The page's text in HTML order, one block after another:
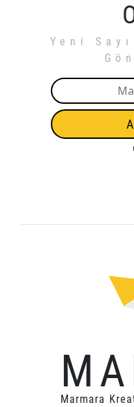
Yeni
Marmara